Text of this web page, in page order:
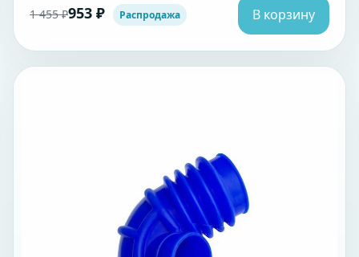
1 455 ₽953 ₽ Распродажа В корзину